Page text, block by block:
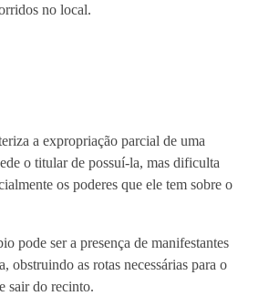
no local.
a expropriação parcial de uma
o titular de possuí-la, mas dificulta
os poderes que ele tem sobre o
pode ser a presença de manifestantes
obstruindo as rotas necessárias para o
sair do recinto.